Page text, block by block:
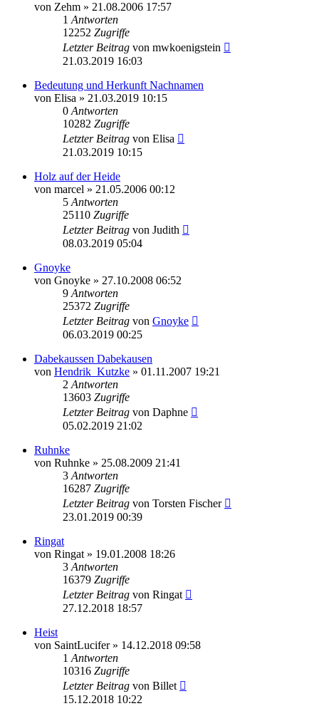
von Zehm » 21.08.2006 17:57
1 Antworten
12252 Zugriffe
Letzter Beitrag von mwkoenigstein
21.03.2019 16:03
Bedeutung und Herkunft Nachnamen
von Elisa » 21.03.2019 10:15
0 Antworten
10282 Zugriffe
Letzter Beitrag von Elisa
21.03.2019 10:15
Holz auf der Heide
von marcel » 21.05.2006 00:12
5 Antworten
25110 Zugriffe
Letzter Beitrag von Judith
08.03.2019 05:04
Gnoyke
von Gnoyke » 27.10.2008 06:52
9 Antworten
25372 Zugriffe
Letzter Beitrag von Gnoyke
06.03.2019 00:25
Dabekaussen Dabekausen
von Hendrik_Kutzke » 01.11.2007 19:21
2 Antworten
13603 Zugriffe
Letzter Beitrag von Daphne
05.02.2019 21:02
Ruhnke
von Ruhnke » 25.08.2009 21:41
3 Antworten
16287 Zugriffe
Letzter Beitrag von Torsten Fischer
23.01.2019 00:39
Ringat
von Ringat » 19.01.2008 18:26
3 Antworten
16379 Zugriffe
Letzter Beitrag von Ringat
27.12.2018 18:57
Heist
von SaintLucifer» 14.12.2018 09:58
1 Antworten
10316 Zugriffe
Letzter Beitrag von Billet
15.12.2018 10:22